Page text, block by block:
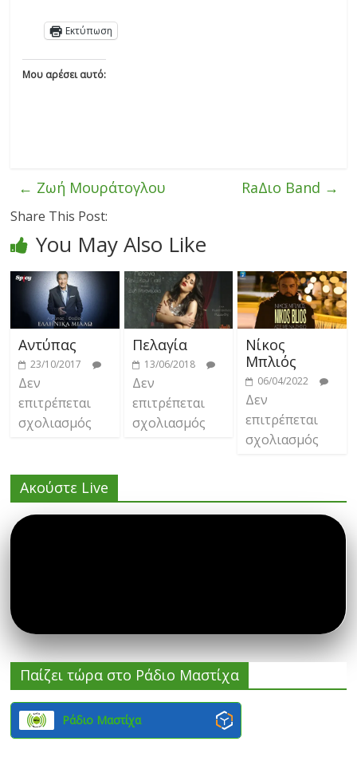
Εκτύπωση
Μου αρέσει αυτό:
← Ζωή Μουράτογλου RaΔιο Band →
Share This Post:
You May Also Like
Αντύπας
23/10/2017
Δεν
επιτρέπεται
σχολιασμός
Πελαγία
13/06/2018
Δεν
επιτρέπεται
σχολιασμός
Νίκος
Μπλιός
06/04/2022
Δεν
επιτρέπεται
σχολιασμός
Ακούστε Live
Παίζει τώρα στο Ράδιο Μαστίχα
Ράδιο Μαστίχα